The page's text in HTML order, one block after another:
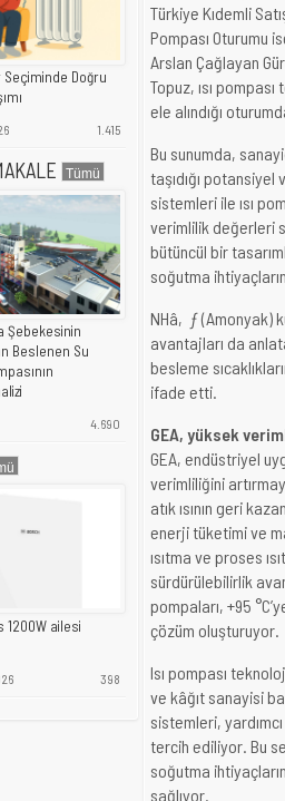
Doğru
1.415
Şebekesinin
Beslenen Su
4.690
1200W ailesi
398
Türkiye Kıdemli
Pompası Oturumu
Arslan Çağlayan
Topuz, ısı
ele alındığı
Bu sunumda,
taşıdığı
sistemleri ile ısı
verimlilik değerleri
bütüncül bir
soğutma
NHâ‚ƒ (Amonyak)
avantajları da
besleme
ifade etti.
GEA, yüksek
GEA, endüstriyel
verimliliğini
atık ısının geri
enerji tüketimi ve
ısıtma ve proses
sürdürülebilirlik
pompaları, +95
çözüm oluşturuyor.
Isı pompası
ve kâğıt sanayisi
sistemleri,
tercih ediliyor. Bu
soğutma
sağlıyor.